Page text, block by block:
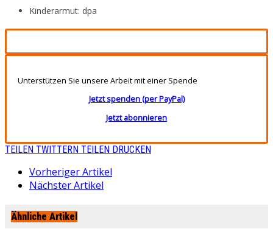
Kinderarmut: dpa
Unterstützen Sie unsere Arbeit mit einer Spende
Jetzt spenden (per PayPal)
Jetzt abonnieren
TEILEN TWITTERN TEILEN DRUCKEN
Vorheriger Artikel
Nächster Artikel
Ähnliche Artikel